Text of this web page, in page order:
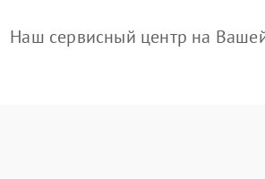
Наш сервисный центр на